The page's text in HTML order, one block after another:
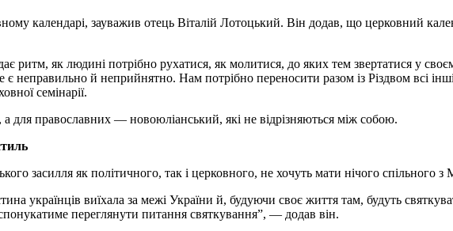
календарі, зауважив отець Віталій Лотоцький. Він додав, що церковний
ритм, як людині потрібно рухатися, як молитися, до яких тем звертатися у
неправильно й неприйнятно. Нам потрібно переносити разом із Різдвом всі
семінарії.
для православних — новоюліанський, які не відрізняються між собою.
засилля як політичного, так і церковного, не хочуть мати нічого
українців виїхала за межі України й, будуючи своє життя там, будуть
переглянути питання святкування”, — додав він.